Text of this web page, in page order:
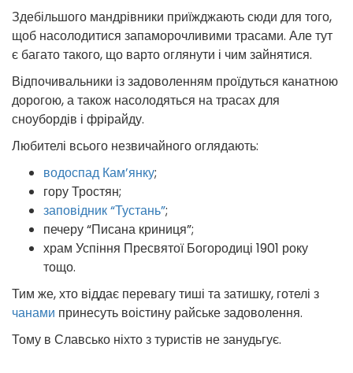
Здебільшого мандрівники приїжджають сюди для того,
щоб насолодитися запаморочливими трасами. Але тут
є багато такого, що варто оглянути і чим зайнятися.
Відпочивальники із задоволенням проїдуться канатною
дорогою, а також насолодяться на трасах для
сноубордів і фрірайду.
Любителі всього незвичайного оглядають:
водоспад Кам’янку;
гору Тростян;
заповідник “Тустань”;
печеру “Писана криниця”;
храм Успіння Пресвятої Богородиці 1901 року
тощо.
Тим же, хто віддає перевагу тиші та затишку, готелі з
чанами принесуть воістину райське задоволення.
Тому в Славсько ніхто з туристів не занудьгує.